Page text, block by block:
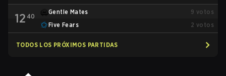
12 40
Gentle Mates 9 votos
Five Fears
2 votos
TODOS LOS PRÓXIMOS PARTIDAS